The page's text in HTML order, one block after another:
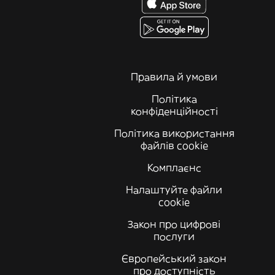
Правила й умови
Політика
конфіденційності
Політика використання
файлів cookie
Комплаєнс
Налаштуйте файли
cookie
Закон про цифрові
послуги
Європейський закон
про доступність